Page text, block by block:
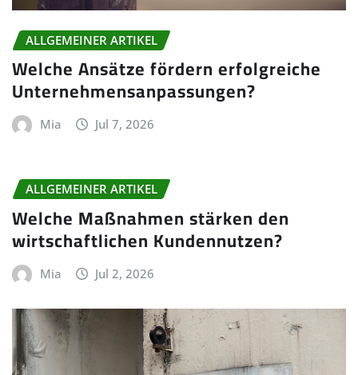
ALLGEMEINER ARTIKEL
Welche Ansätze fördern erfolgreiche
Unternehmensanpassungen?
Mia Jul 7, 2026
ALLGEMEINER ARTIKEL
Welche Maßnahmen stärken den
wirtschaftlichen Kundennutzen?
Mia Jul 2, 2026